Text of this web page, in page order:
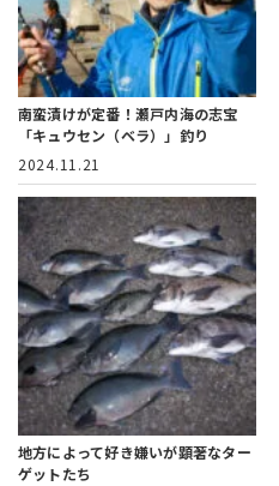
南蛮漬けが定番！ 瀬戸内海の志宝
「キュウセン（ベラ）」釣り
2024.11.21
地方によって好き嫌いが顕著なター
ゲットたち